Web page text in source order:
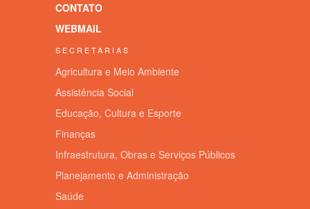
CONTATO
WEBMAIL
SECRETARIAS
Agricultura e Meio Ambiente
Assistência Social
Educação, Cultura e Esporte
Finanças
Infraestrutura, Obras e Serviços Públicos
Planejamento e Administração
Saúde